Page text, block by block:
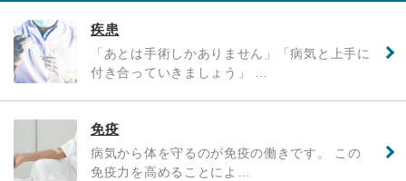
疾患
「あとは手術しかありません」「病気と上手に
付き合っていきましょう」 …
免疫
病気から体を守るのが免疫の働きです。 この
免疫力を高めることによ…